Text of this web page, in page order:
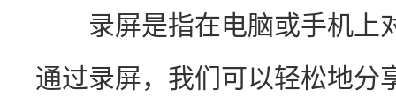
录屏是指在电脑或手机上
通过录屏，我们可以轻松地分